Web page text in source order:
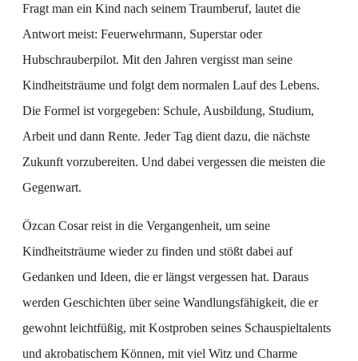
Fragt man ein Kind nach seinem Traumberuf, lautet die
Antwort meist: Feuerwehrmann, Superstar oder
Hubschrauberpilot. Mit den Jahren vergisst man seine
Kindheitsträume und folgt dem normalen Lauf des Lebens.
Die Formel ist vorgegeben: Schule, Ausbildung, Studium,
Arbeit und dann Rente. Jeder Tag dient dazu, die nächste
Zukunft vorzubereiten. Und dabei vergessen die meisten die
Gegenwart.
Özcan Cosar reist in die Vergangenheit, um seine
Kindheitsträume wieder zu finden und stößt dabei auf
Gedanken und Ideen, die er längst vergessen hat. Daraus
werden Geschichten über seine Wandlungsfähigkeit, die er
gewohnt leichtfüßig, mit Kostproben seines Schauspieltalents
und akrobatischem Können, mit viel Witz und Charme